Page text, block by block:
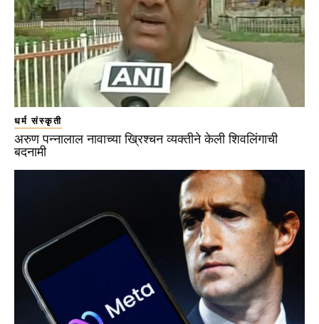
धर्म संस्कृती
अरुण पन्नालाल नावाच्या ख्रिश्चन व्यक्तीने केली शिवलिंगाची
बदनामी